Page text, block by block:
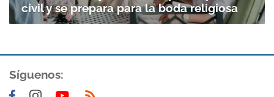
civil y se prepara para la boda religiosa
Síguenos: